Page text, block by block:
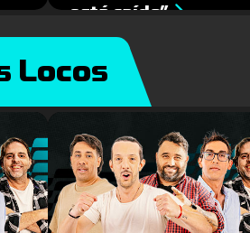
está caído”
Locos